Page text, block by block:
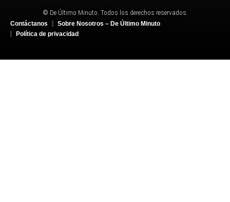
© De Último Minuto. Todos los derechos reservados.
Contáctanos
Sobre Nosotros – De Último Minuto
Política de privacidad